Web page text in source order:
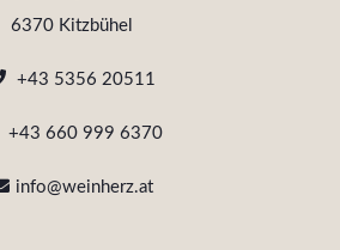
6370 Kitzbühel
+43 5356 20511
+43 660 999 6370
info@weinherz.at